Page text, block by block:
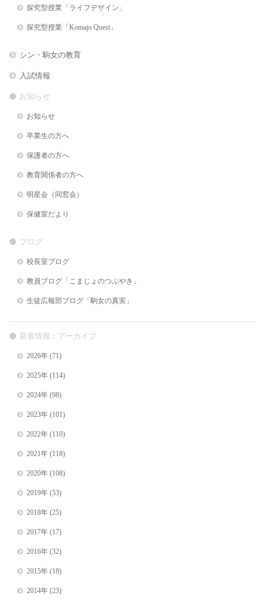
探究型授業「ライフデザイン」
探究型授業「Komajo Quest」
シン・駒女の教育
入試情報
お知らせ
お知らせ
卒業生の方へ
保護者の方へ
教育関係者の方へ
明星会（同窓会）
保健室だより
ブログ
校長室ブログ
教員ブログ「こまじょのつぶやき」
生徒広報部ブログ「駒女の真実」
新着情報：アーカイブ
2026年(71)
2025年(114)
2024年(98)
2023年(101)
2022年(110)
2021年(118)
2020年(108)
2019年(53)
2018年(25)
2017年(17)
2016年(32)
2015年(18)
2014年(23)